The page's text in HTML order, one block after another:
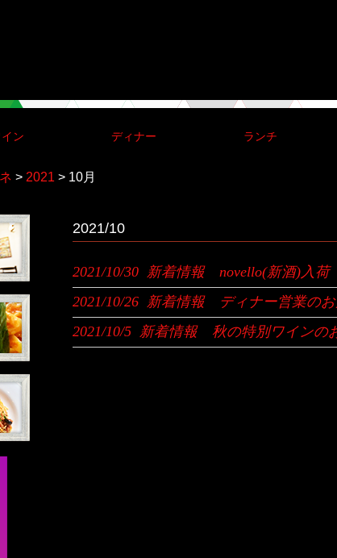
イン ディナー ランチ
> 2021 > 10月
2021/10
2021/10/30 新着情報 novello(新酒)入荷
2021/10/26 新着情報 ディナー営業の
2021/10/5 新着情報 秋の特別ワインの